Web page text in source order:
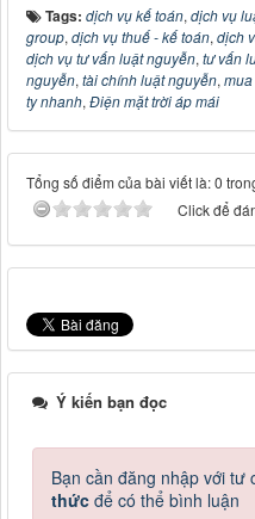
Tags: dịch vụ kế toán, dịch vụ
group, dịch vụ thuế - kế toán, dịch
dịch vụ tư vấn luật nguyễn, tư vấn
nguyễn, tài chính luật nguyễn,
ty nhanh, Điện mặt trời áp mái
Tổng số điểm của bài viết là: 0
Click để
Ý kiến bạn đọc
Bạn cần đăng nhập với tư
thức để có thể bình luận